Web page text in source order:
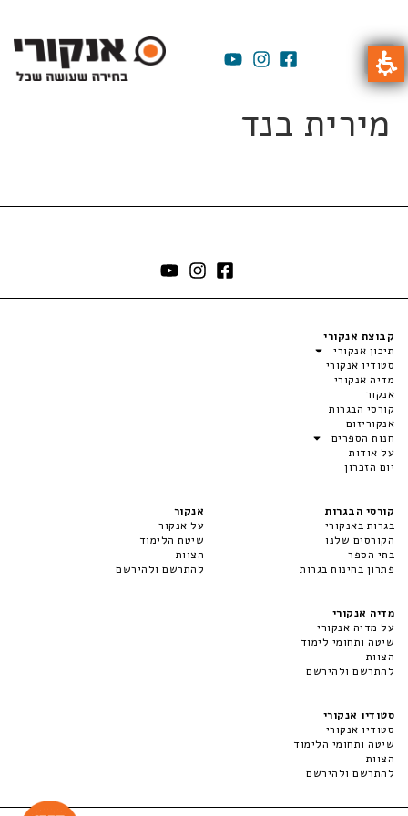
מירית בנד
קבוצת אנקורי
תיכון אנקורי
סטודיו אנקורי
מדיה אנקורי
אנקור
קורסי הבגרות
אנקוריזום
חנות הספרים
על אודות
יום הזכרון
קורסי הבגרות
בגרות באנקורי
הקורסים שלנו
בתי הספר
פתרון בחינות בגרות
אנקור
על אנקור
שיטת הלימוד
הצוות
להתרשם ולהירשם
מדיה אנקורי
על מדיה אנקורי
שיטה ותחומי לימוד
הצוות
להתרשם ולהירשם
סטודיו אנקורי
סטודיו אנקורי
שיטה ותחומי הלימוד
הצוות
להתרשם ולהירשם